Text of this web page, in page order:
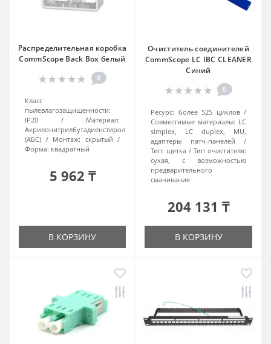
Распределительная коробка
CommScope Back Box белый
0
Класс
пылевлагозащищенности:
IP20
Материал:
Акрилонитрилбутадиенстирол
(АБС)
Монтаж: скрытый
Форма: квадратный
5 962 ₸
В КОРЗИНУ
Очиститель соединителей
CommScope LC IBC CLEANER
Синий
0
Ресурс: более 525 циклов
Совместимые материалы: LC
simplex, LC duplex, MU,
адаптеры патч-панелей
Тип: щетка
Тип очистителя:
сухая, с возможностью
предварительного
смачивания
204 131 ₸
В КОРЗИНУ